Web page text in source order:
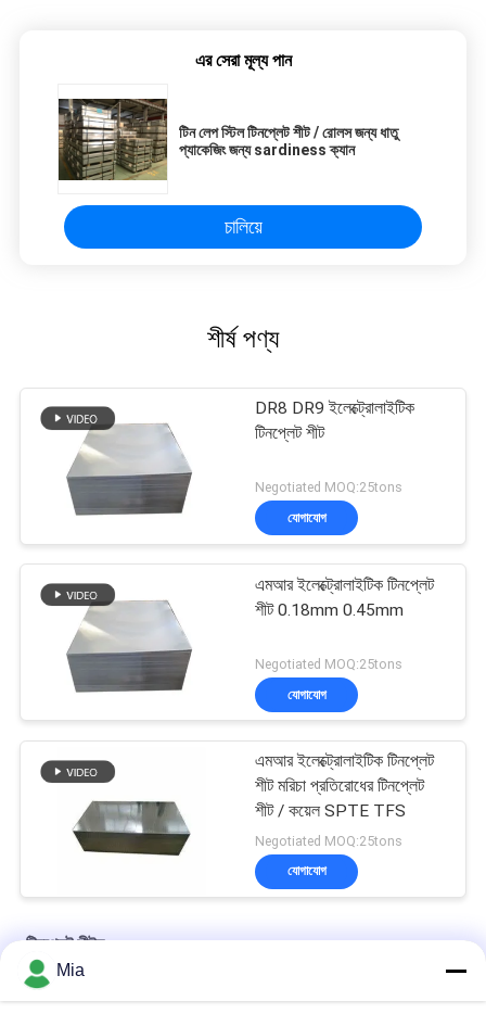
এর সেরা মূল্য পান
টিন লেপ স্টিল টিনপ্লেট শীট / রোলস জন্য ধাতু
প্যাকেজিং জন্য sardiness ক্যান
চালিয়ে
শীর্ষ পণ্য
DR8 DR9 ইলেক্ট্রোলাইটিক
টিনপ্লেট শীট
Negotiated MOQ:25tons
যোগাযোগ
এমআর ইলেক্ট্রোলাইটিক টিনপ্লেট
শীট 0.18mm 0.45mm
Negotiated MOQ:25tons
যোগাযোগ
এমআর ইলেক্ট্রোলাইটিক টিনপ্লেট
শীট মরিচা প্রতিরোধের টিনপ্লেট
শীট / কয়েল SPTE TFS
Negotiated MOQ:25tons
যোগাযোগ
টিনপ্লেট শীটস
Mia